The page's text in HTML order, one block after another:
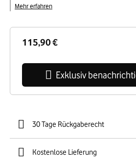
115,90 €
Exklusiv
Mehr erfahren
30 Tage Rückgaberecht
Kostenlose Lieferung